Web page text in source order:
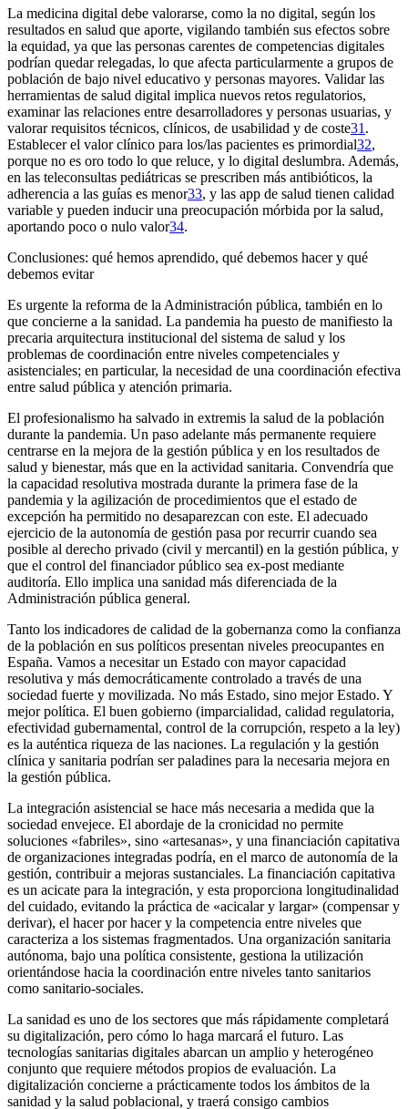
La medicina digital debe valorarse, como la no digital, según los
resultados en salud que aporte, vigilando también sus efectos sobre
la equidad, ya que las personas carentes de competencias digitales
podrían quedar relegadas, lo que afecta particularmente a grupos de
población de bajo nivel educativo y personas mayores. Validar las
herramientas de salud digital implica nuevos retos regulatorios,
examinar las relaciones entre desarrolladores y personas usuarias, y
valorar requisitos técnicos, clínicos, de usabilidad y de coste31 .
Establecer el valor clínico para los/las pacientes es primordial32,
porque no es oro todo lo que reluce, y lo digital deslumbra. Además,
en las teleconsultas pediátricas se prescriben más antibióticos, la
adherencia a las guías es menor33, y las app de salud tienen calidad
variable y pueden inducir una preocupación mórbida por la salud,
aportando poco o nulo valor34.
Conclusiones: qué hemos aprendido, qué debemos hacer y qué
debemos evitar
Es urgente la reforma de la Administración pública, también en lo
que concierne a la sanidad. La pandemia ha puesto de manifiesto la
precaria arquitectura institucional del sistema de salud y los
problemas de coordinación entre niveles competenciales y
asistenciales; en particular, la necesidad de una coordinación efectiva
entre salud pública y atención primaria.
El profesionalismo ha salvado in extremis la salud de la población
durante la pandemia. Un paso adelante más permanente requiere
centrarse en la mejora de la gestión pública y en los resultados de
salud y bienestar, más que en la actividad sanitaria. Convendría que
la capacidad resolutiva mostrada durante la primera fase de la
pandemia y la agilización de procedimientos que el estado de
excepción ha permitido no desaparezcan con este. El adecuado
ejercicio de la autonomía de gestión pasa por recurrir cuando sea
posible al derecho privado (civil y mercantil) en la gestión pública, y
que el control del financiador público sea ex-post mediante
auditoría. Ello implica una sanidad más diferenciada de la
Administración pública general.
Tanto los indicadores de calidad de la gobernanza como la confianza
de la población en sus políticos presentan niveles preocupantes en
España. Vamos a necesitar un Estado con mayor capacidad
resolutiva y más democráticamente controlado a través de una
sociedad fuerte y movilizada. No más Estado, sino mejor Estado. Y
mejor política. El buen gobierno (imparcialidad, calidad regulatoria,
efectividad gubernamental, control de la corrupción, respeto a la ley)
es la auténtica riqueza de las naciones. La regulación y la gestión
clínica y sanitaria podrían ser paladines para la necesaria mejora en
la gestión pública.
La integración asistencial se hace más necesaria a medida que la
sociedad envejece. El abordaje de la cronicidad no permite
soluciones «fabriles», sino «artesanas», y una financiación capitativa
de organizaciones integradas podría, en el marco de autonomía de la
gestión, contribuir a mejoras sustanciales. La financiación capitativa
es un acicate para la integración, y esta proporciona longitudinalidad
del cuidado, evitando la práctica de «acicalar y largar» (compensar y
derivar), el hacer por hacer y la competencia entre niveles que
caracteriza a los sistemas fragmentados. Una organización sanitaria
autónoma, bajo una política consistente, gestiona la utilización
orientándose hacia la coordinación entre niveles tanto sanitarios
como sanitario-sociales.
La sanidad es uno de los sectores que más rápidamente completará
su digitalización, pero cómo lo haga marcará el futuro. Las
tecnologías sanitarias digitales abarcan un amplio y heterogéneo
conjunto que requiere métodos propios de evaluación. La
digitalización concierne a prácticamente todos los ámbitos de la
sanidad y la salud poblacional, y traerá consigo cambios